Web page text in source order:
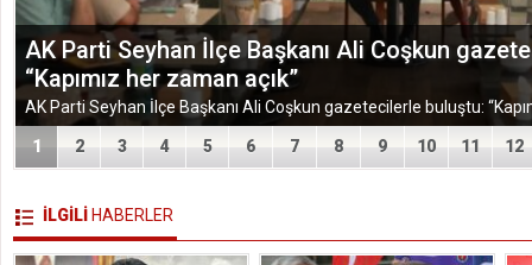
TÜGEM Adana Temmuz Ayı Toplantısında Yol
1 2 3 4 5 6 7 8 9 10 11 12
İLGİLİ HABERLER